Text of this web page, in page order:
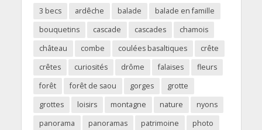
3 becs ardêche balade
balade en famille
bouquetins
cascade cascades
chamois
château
combe coulées basaltiques
crête
crêtes
curiosités drôme falaises
fleurs
forêt
forêt de saou gorges
grotte
grottes
loisirs montagne nature
nyons
panorama
panoramas patrimoine
photo